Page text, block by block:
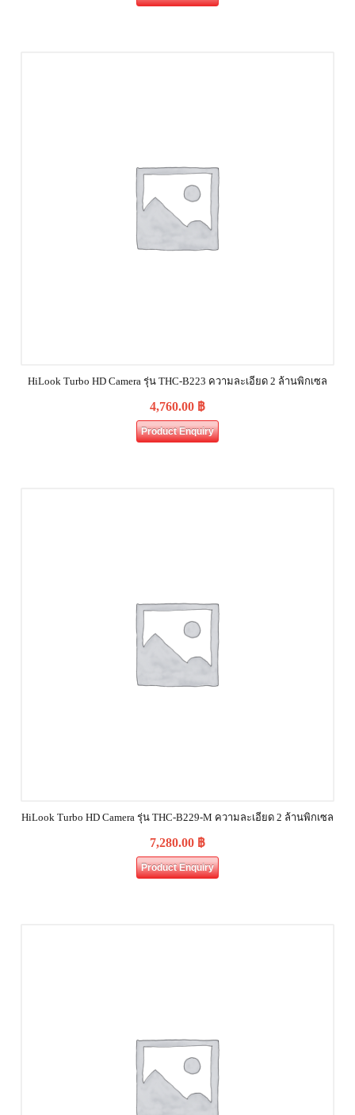
HiLook Turbo HD Camera รุ่น THC-B223 ความละเอียด 2 ล้านพิกเซล
4,760.00 ฿
Product Enquiry
HiLook Turbo HD Camera รุ่น THC-B229-M ความละเอียด 2 ล้านพิกเซล
7,280.00 ฿
Product Enquiry